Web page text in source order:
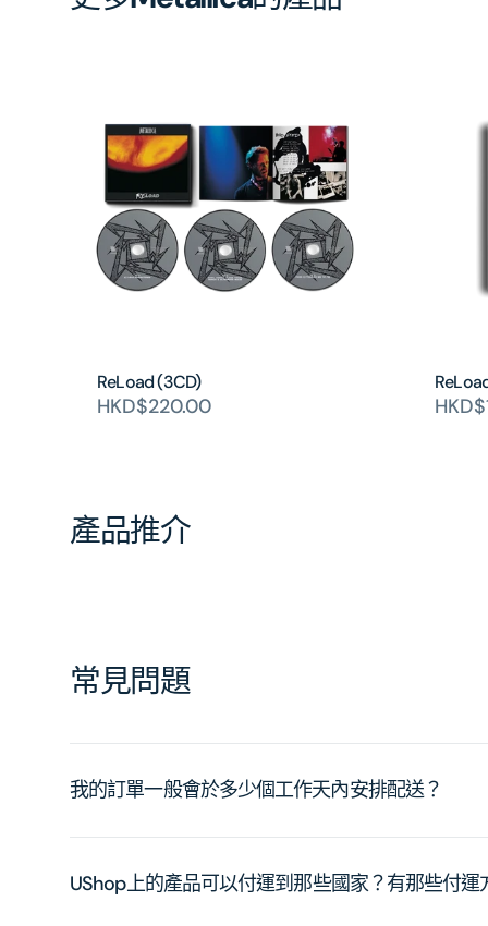
ReLoad (3CD)
HKD$220.00
產品推介
常見問題
我的訂單一般會於多少個工作天內安排配送？
UShop上的產品可以付運到那些國家？有那些付運